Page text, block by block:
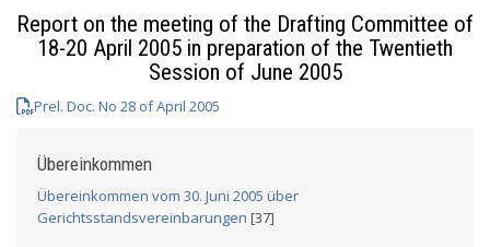
Report on the meeting of the Drafting Committee of
18-20 April 2005 in preparation of the Twentieth
Session of June 2005
Prel. Doc. No 28 of April 2005
Übereinkommen
Übereinkommen vom 30. Juni 2005 über
Gerichtsstandsvereinbarungen [37]